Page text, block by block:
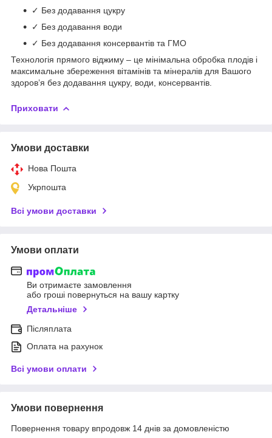
✓ Без додавання цукру
✓ Без додавання води
✓ Без додавання консервантів та ГМО
Технологія прямого віджиму – це мінімальна обробка плодів і
максимальне збереження вітамінів та мінералів для Вашого
здоров’я без додавання цукру, води, консервантів.
Приховати
Умови доставки
Нова Пошта
Укрпошта
Всі умови доставки
Умови оплати
Ви отримаєте замовлення
або гроші повернуться на вашу картку
Детальніше
Післяплата
Оплата на рахунок
Всі умови оплати
Умови повернення
Повернення товару впродовж 14 днів за домовленістю